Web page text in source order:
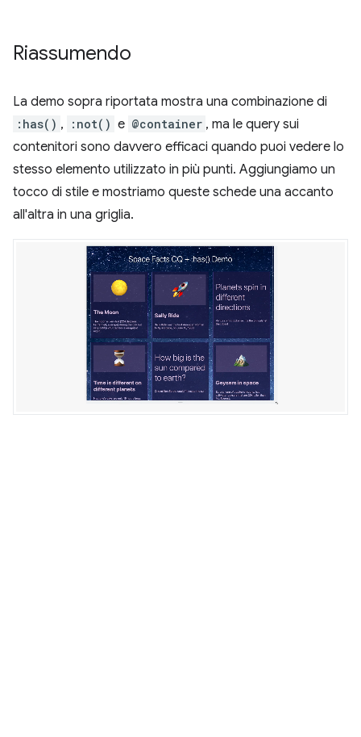
Riassumendo
La demo sopra riportata mostra una combinazione di
:has() , :not() e @container , ma le query sui
contenitori sono davvero efficaci quando puoi vedere lo
stesso elemento utilizzato in più punti. Aggiungiamo un
tocco di stile e mostriamo queste schede una accanto
all'altra in una griglia.